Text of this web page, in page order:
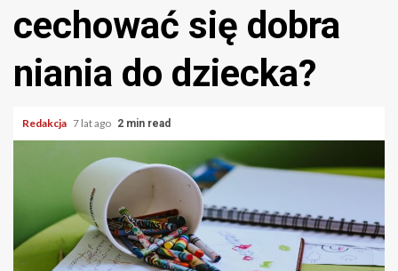
cechować się dobra
niania do dziecka?
Redakcja 7 lat ago 2 min read